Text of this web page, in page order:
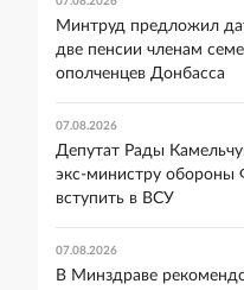
Минтруд предложил
две пенсии членам
ополченцев Донбасса
07.08.2026
Депутат Рады
экс-министру обороны
вступить в ВСУ
07.08.2026
В Минздраве